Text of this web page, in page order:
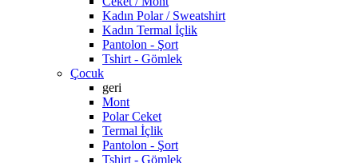
Kadın Polar / Sweatshirt
Kadın Termal İçlik
Pantolon - Şort
Tshirt - Gömlek
Çocuk
geri
Mont
Polar Ceket
Termal İçlik
Pantolon - Şort
Tshirt - Gömlek